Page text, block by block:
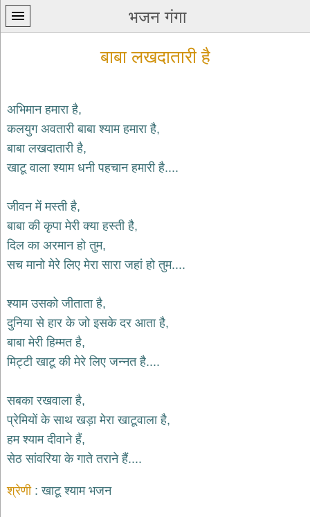
भजन गंगा
प्रथम
पन्ना
भजन
krishna
bhajans
शिव
भजन
हनुमान
भजन
hanuman
bhajans
साईं
bhajans
जैन
भजन
jain
bhajans
दुर्गा
बाबा लखदातारी है
अभिमान हमारा है,
कलयुग अवतारी बाबा श्याम हमारा है,
बाबा लखदातारी है,
खाटू वाला श्याम धनी पहचान हमारी है....
जीवन में मस्ती है,
बाबा की कृपा मेरी क्या हस्ती है,
दिल का अरमान हो तुम,
सच मानो मेरे लिए मेरा सारा जहां हो तुम....
श्याम उसको जीताता है,
दुनिया से हार के जो इसके दर आता है,
बाबा मेरी हिम्मत है,
मिट्टी खाटू की मेरे लिए जन्नत है....
सबका रखवाला है,
प्रेमियों के साथ खड़ा मेरा खाटूवाला है,
हम श्याम दीवाने हैं,
सेठ सांवरिया के गाते तराने हैं....
श्रेणी खाटू श्याम भजन